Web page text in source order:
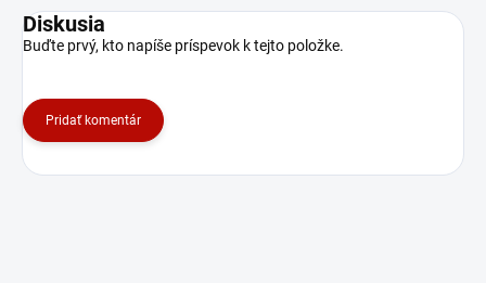
Diskusia
Buďte prvý, kto napíše príspevok k tejto položke.
Pridať komentár